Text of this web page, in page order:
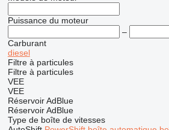
Puissance du moteur
–
Carburant
diesel
Filtre à particules
Filtre à particules
VEE
VEE
Réservoir AdBlue
Réservoir AdBlue
Type de boîte de vitesses